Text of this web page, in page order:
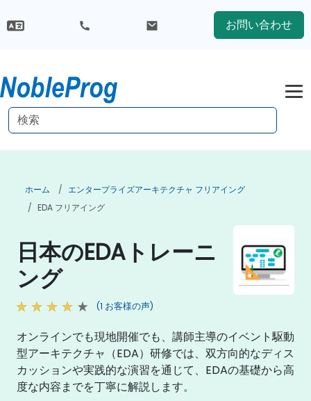
お問い合わせ
ホーム
エンタープライズアーキテクチャ フリアイング
EDA フリアイング
日本のEDAトレーニ
ング
(1 お客様の声)
オンラインでも現地開催でも、講師主導のイベント駆動
型アーキテクチャ（EDA）研修では、双方向的なディス
カッションや実践的な演習を通じて、EDAの基礎から高
度な内容までを丁寧に解説します。